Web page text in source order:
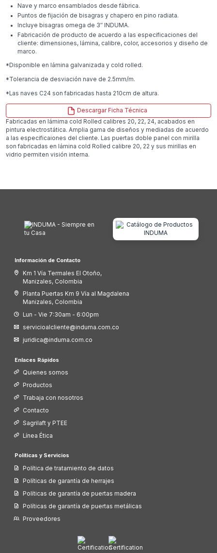
Nave y marco ensamblados desde fábrica.
Puntos de fijación de bisagras y chapero en pino radiata.
Incluye bisagras omega de 3″ INDUMA.
Fabricación de producto de acuerdo a las especificaciones del
cliente: dimensiones, lámina, calibre, color, accesorios y diseño de
marco.
*Disponible en lámina galvanizada y cold rolled.
*Tolerancia de desviación nave de 2.5mm/m.
*Las naves C24 son fabricadas hasta 210cm de altura.
Descargar Ficha Técnica
Fabricadas en lámima cold Rolled calibres 20, 22, 24, acabados en
pintura electrostática. Amplia gama de diseños y mediadas de acuerdo
a las especificaiones del cliente. Las puertas doble panel con mirilla
son fabricadas en lámina cold Rolled calibre 20, 22 y sus mirillas en
vidrio permiten visión interna.
Información de Contacto
Km 1 Vía Termales El Otoño,
Manizales, Colombia
Planta Puertas Km 9 Vía al Magdalena
Manizales, Colombia
Lun - Vie 7:30am - 6:00pm
servicioalcliente@induma.com.co
juridica@induma.com.co
Enlaces Rápidos
Quienes somos
Productos
Trabaja con nosotros
Contacto
Sagrilaft y PTEE
Línea Ética
Políticas y Servicios
Política de tratamiento de datos
Políticas de garantía de herrajes
Políticas de garantía de puertas madera
Políticas de garantía de puertas metálicas
Proveedores